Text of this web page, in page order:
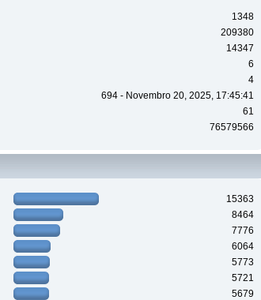
1348
209380
14347
6
4
694 - Novembro 20, 2025, 17:45:41
61
76579566
15363
8464
7776
6064
5773
5721
5679